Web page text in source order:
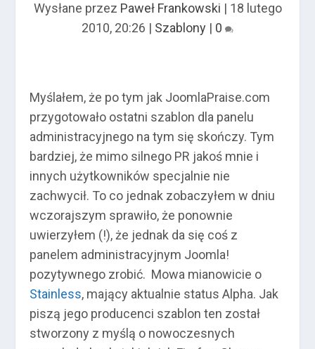
Wysłane przez Paweł Frankowski | 18 lutego
2010, 20:26 | Szablony | 0
Myślałem, że po tym jak JoomlaPraise.com
przygotowało ostatni szablon dla panelu
administracyjnego na tym się skończy. Tym
bardziej, że mimo silnego PR jakoś mnie i
innych użytkowników specjalnie nie
zachwycił. To co jednak zobaczyłem w dniu
wczorajszym sprawiło, że ponownie
uwierzyłem (!), że jednak da się coś z
panelem administracyjnym Joomla!
pozytywnego zrobić. Mowa mianowicie o
Stainless, mający aktualnie status Alpha. Jak
piszą jego producenci szablon ten został
stworzony z myślą o nowoczesnych